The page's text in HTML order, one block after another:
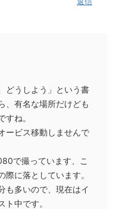
どうしよう」という書
、有名な場所だけども
ね。
ービス移動しませんで
で撮っています、こ
に落としています。
も多いので、現在はイ
ト中です。